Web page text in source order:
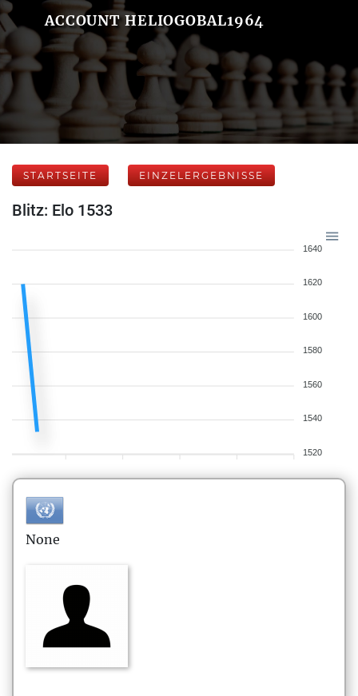
ACCOUNT HELIOGOBAL1964
STARTSEITE EINZELERGEBNISSE
Blitz: Elo 1533
1640
1620
1600
1580
1560
1540
1520
None